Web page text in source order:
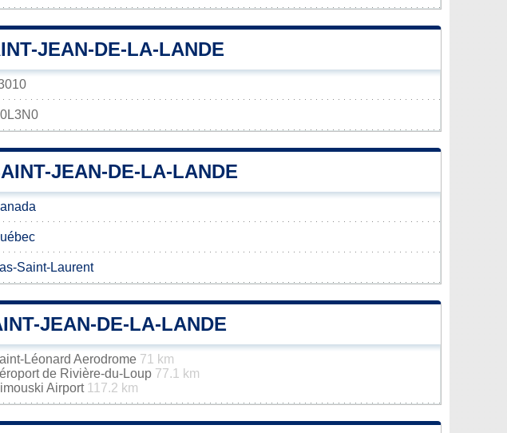
JEAN-DE-LA-LANDE
JEAN-DE-LA-LANDE
Saint-Laurent
JEAN-DE-LA-LANDE
Léonard Aerodrome 71 km
de Rivière-du-Loup 77.1 km
Airport 117.2 km